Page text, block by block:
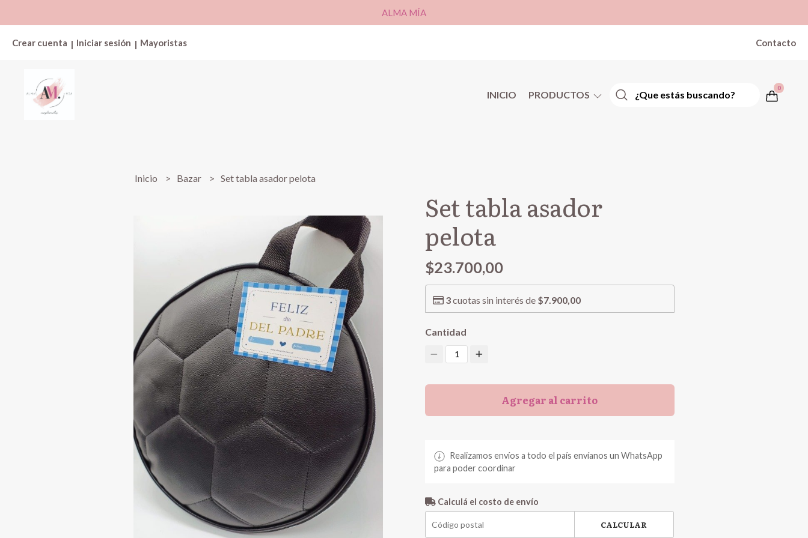
ALMA MÍA
Crear cuenta | Iniciar sesión | Mayoristas Contacto
INICIO PRODUCTOS
0
Inicio Bazar Set tabla asador pelota
Set tabla asador
pelota
$23.700,00
3cuotas sin interés de $7.900,00
Cantidad
1
Agregar al carrito
Realizamos envíos a todo el país envíanos un WhatsApp
para poder coordinar
Calculá el costo de envío
CALCULAR